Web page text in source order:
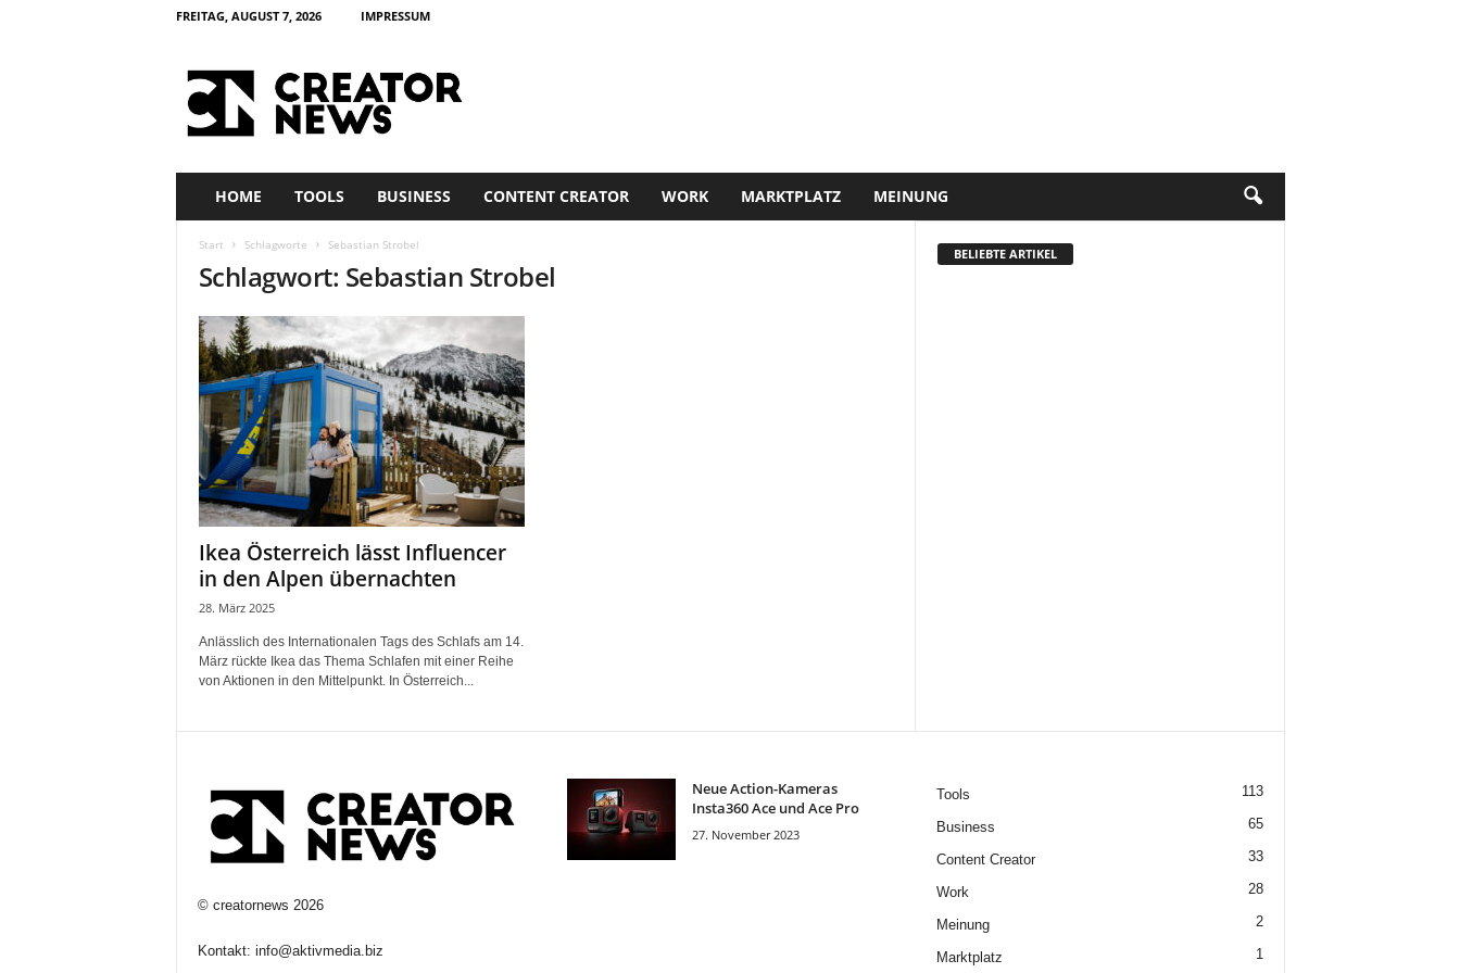
FREITAG, AUGUST 7, 2026 IMPRESSUM
HOME TOOLS BUSINESS CONTENT CREATOR WORK MARKTPLATZ MEINUNG
Start Schlagworte Sebastian Strobel
Schlagwort: Sebastian Strobel
Ikea Österreich lässt Influencer
in den Alpen übernachten
28. März 2025
Anlässlich des Internationalen Tags des Schlafs am 14.
März rückte Ikea das Thema Schlafen mit einer Reihe
von Aktionen in den Mittelpunkt. In Österreich...
BELIEBTE ARTIKEL
© creatornews 2026
Kontakt: info@aktivmedia.biz
Neue Action-Kameras
Insta360 Ace und Ace Pro
27. November 2023
Tools 113
Business 65
Content Creator 33
Work 28
Meinung 2
Marktplatz 1